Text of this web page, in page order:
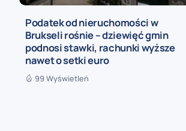
Podatek od nieruchomości w
Brukseli rośnie – dziewięć gmin
podnosi stawki, rachunki wyższe
nawet o setki euro
99 Wyświetleń